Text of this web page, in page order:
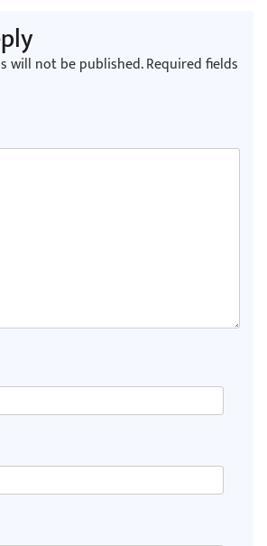
‘माया भनेकै यस्तो होला’को शीर्ष गीत
will not be published.Required fields